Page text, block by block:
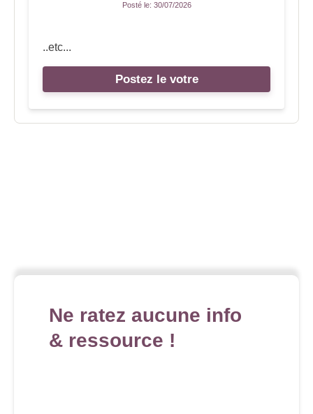
Posté le: 30/07/2026
..etc...
Postez le votre
Ne ratez aucune info
& ressource !